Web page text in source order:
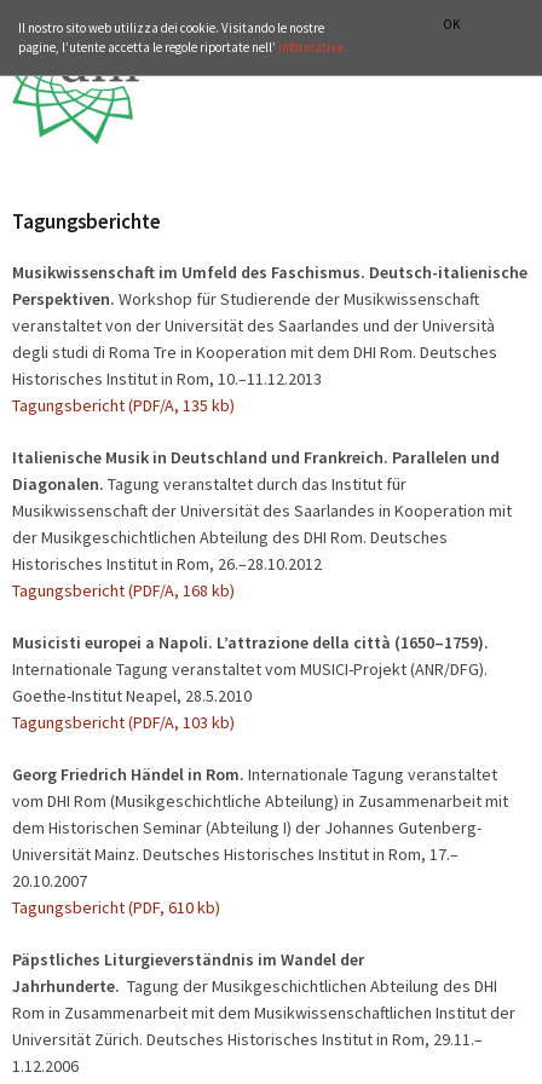
OK
Il nostro sito web utilizza dei cookie. Visitando le nostre
pagine, l’utente accetta le regole riportate nell’ informativa.
Tagungsberichte
Musikwissenschaft im Umfeld des Faschismus. Deutsch-italienische
Perspektiven. Workshop für Studierende der Musikwissenschaft
veranstaltet von der Universität des Saarlandes und der Università
degli studi di Roma Tre in Kooperation mit dem DHI Rom. Deutsches
Historisches Institut in Rom, 10.–11.12.2013
Tagungsbericht (PDF/A, 135 kb)
Italienische Musik in Deutschland und Frankreich. Parallelen und
Diagonalen. Tagung veranstaltet durch das Institut für
Musikwissenschaft der Universität des Saarlandes in Kooperation mit
der Musikgeschichtlichen Abteilung des DHI Rom. Deutsches
Historisches Institut in Rom, 26.–28.10.2012
Tagungsbericht (PDF/A, 168 kb)
Musicisti europei a Napoli. L’attrazione della città (1650–1759).
Internationale Tagung veranstaltet vom MUSICI-Projekt (ANR/DFG).
Goethe-Institut Neapel, 28.5.2010
Tagungsbericht (PDF/A, 103 kb)
Georg Friedrich Händel in Rom. Internationale Tagung veranstaltet
vom DHI Rom (Musikgeschichtliche Abteilung) in Zusammenarbeit mit
dem Historischen Seminar (Abteilung I) der Johannes Gutenberg-
Universität Mainz. Deutsches Historisches Institut in Rom, 17.–
20.10.2007
Tagungsbericht (PDF, 610 kb)
Päpstliches Liturgieverständnis im Wandel der
Jahrhunderte. Tagung der Musikgeschichtlichen Abteilung des DHI
Rom in Zusammenarbeit mit dem Musikwissenschaftlichen Institut der
Universität Zürich. Deutsches Historisches Institut in Rom, 29.11.–
1.12.2006